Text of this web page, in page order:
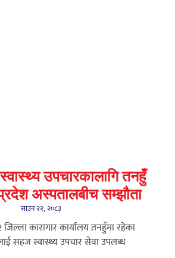
उपचारकालागि तनहुँ
अस्पतालबीच सम्झौता
साउन २२, २०८३
कारागार कार्यालय तनहुँमा रहेका
सहज स्वास्थ्य उपचार सेवा उपलब्ध